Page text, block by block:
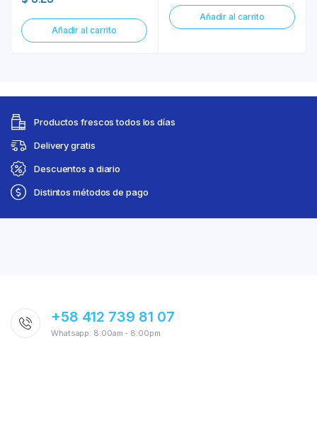
Añadir al carrito
Añadir al carrito
Productos frescos todos los días
Delivery gratis
Descuentos a diario
Distintos métodos de pago
+58 412 739 81 07
Whatsapp: 8:00am - 8:00pm